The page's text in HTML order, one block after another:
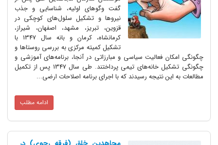
گفت وگوهای اولیه، شناسایی و جذب
نیروها و تشکیل سلول‌های کوچکی در
قزوین، تبریز، مشهد، اصفهان، شیراز،
کرمانشاه، کرمان و بانه سال 1347 با
تشکیل کمیته مرکزی به بررسی روستاها و
چگونگی امکان فعالیت سیاسی و مبارزاتی در آنجا، برنامه‌های آموزشی و
چگونگی تشکیل خانه‌های تیمی پرداختند. طی سال 1347 پس از تکمیل
مطالعات به این نتیجه رسیدند که با اجرای برنامه اصلاحات ارضی...
ادامه مطلب